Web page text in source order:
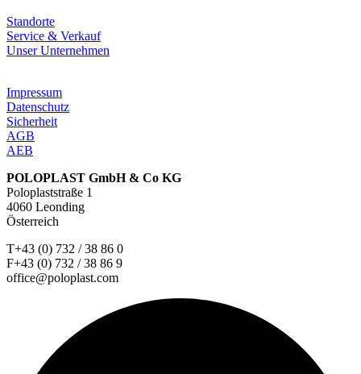
Standorte
Service & Verkauf
Unser Unternehmen
Impressum
Datenschutz
Sicherheit
AGB
AEB
POLOPLAST GmbH & Co KG
Poloplaststraße 1
4060 Leonding
Österreich
T+43 (0) 732 / 38 86 0
F+43 (0) 732 / 38 86 9
office@poloplast.com